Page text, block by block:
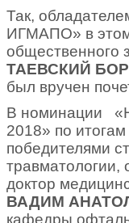
Так,
ИГМАПО» в
общественного
ТАЕВСКИЙ
был вручен
В номинации
2018» по
победителями
травматологии,
доктор
ВАДИМ